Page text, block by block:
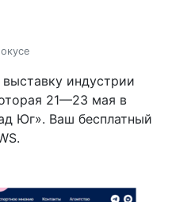
индустрии
21—23 мая в
Юг». Ваш бесплатный